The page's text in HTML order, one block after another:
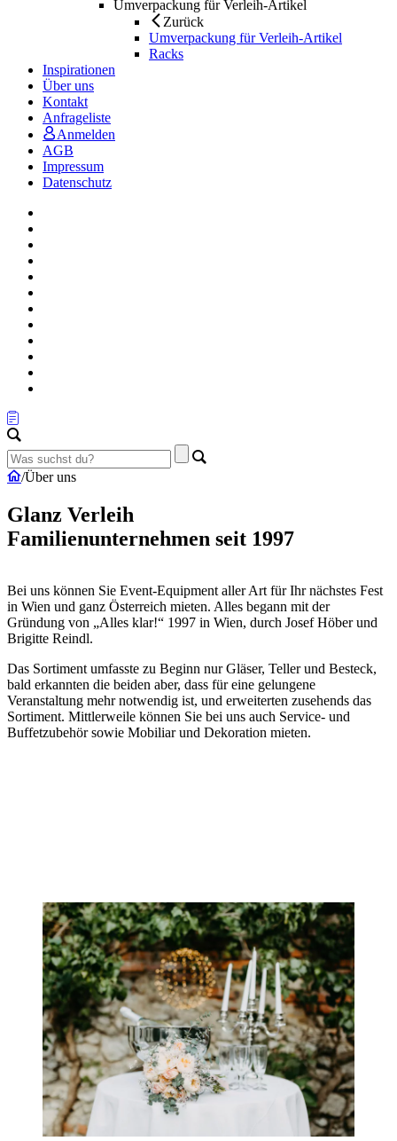
Umverpackung für Verleih-Artikel
Zurück
Umverpackung für Verleih-Artikel
Racks
Inspirationen
Über uns
Kontakt
Anfrageliste
Anmelden
AGB
Impressum
Datenschutz
/Über uns
Glanz Verleih
Familienunternehmen seit 1997
Bei uns können Sie Event-Equipment aller Art für Ihr nächstes Fest
in Wien und ganz Österreich mieten. Alles begann mit der
Gründung von „Alles klar!“ 1997 in Wien, durch Josef Höber und
Brigitte Reindl.
Das Sortiment umfasste zu Beginn nur Gläser, Teller und Besteck,
bald erkannten die beiden aber, dass für eine gelungene
Veranstaltung mehr notwendig ist, und erweiterten zusehends das
Sortiment. Mittlerweile können Sie bei uns auch Service- und
Buffetzubehör sowie Mobiliar und Dekoration mieten.